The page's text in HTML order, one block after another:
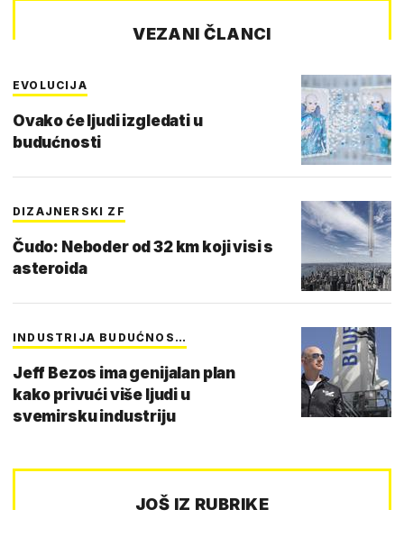
VEZANI ČLANCI
EVOLUCIJA
Ovako će ljudi izgledati u
budućnosti
DIZAJNERSKI ZF
Čudo: Neboder od 32 km koji visi s
asteroida
INDUSTRIJA BUDUĆNOS…
Jeff Bezos ima genijalan plan
kako privući više ljudi u
svemirsku industriju
JOŠ IZ RUBRIKE